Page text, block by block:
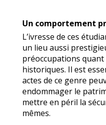
Un comportement
L’ivresse de ces
un lieu aussi
préoccupations
historiques. Il est
actes de ce genre
endommager le
mettre en péril la
mêmes.